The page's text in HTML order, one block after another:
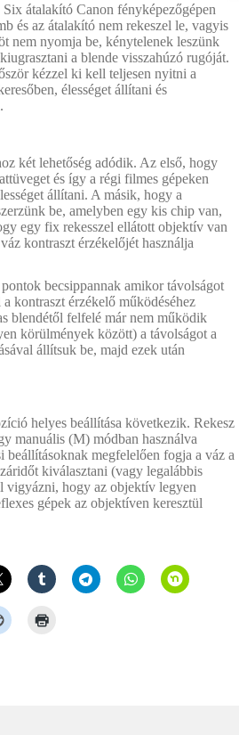
átalakító Canon fényképezőgépen
és az átalakító nem rekeszel le, vagyis
nem nyomja be, kénytelenek leszünk
a blende visszahúzó rugóját.
kézzel ki kell teljesen nyitni a
élességet állítani és
két lehetőség adódik. Az első, hogy
és így a régi filmes gépeken
állítani. A másik, hogy a
be, amelyben egy kis chip van,
egy fix rekesszel ellátott objektív van
kontraszt érzékelőjét használja
becsippannak amikor távolságot
kontraszt érzékelő működéséhez
blendétől felfelé már nem működik
körülmények között) a távolságot a
állítsuk be, majd ezek után
helyes beállítása következik. Rekesz
manuális (M) módban használva
beállításoknak megfelelően fogja a váz a
kiválasztani (vagy legalábbis
vigyázni, hogy az objektív legyen
gépek az objektíven keresztül